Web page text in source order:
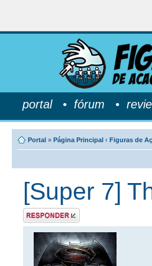
portal• fórum •
Portal » Página Principal ‹ Figuras de
[Super 7]
Postar uma
resposta